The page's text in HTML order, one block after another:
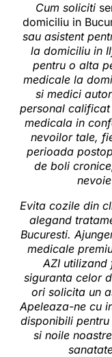
Cum soliciti
domiciliu in
sau asistent
la domiciliu in
pentru o alta
medicale la
si medici
personal
medicala in
nevoilor tale,
perioada
de boli
Evita cozile din
alegand
Bucuresti.
medicale
AZI utilizand
siguranta celor
ori solicita un
Apeleaza-ne cu
disponibili
si noile noastre